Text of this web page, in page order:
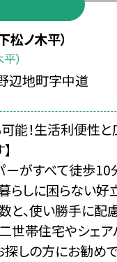
松ノ木平）
）
辺地町字中道
能！生活利便性
ーがすべて徒歩
らしに困らない
と、使い勝手に配
世帯住宅やシェア
しの方にお勧めで